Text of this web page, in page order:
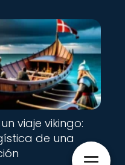
viaje vikingo:
de una